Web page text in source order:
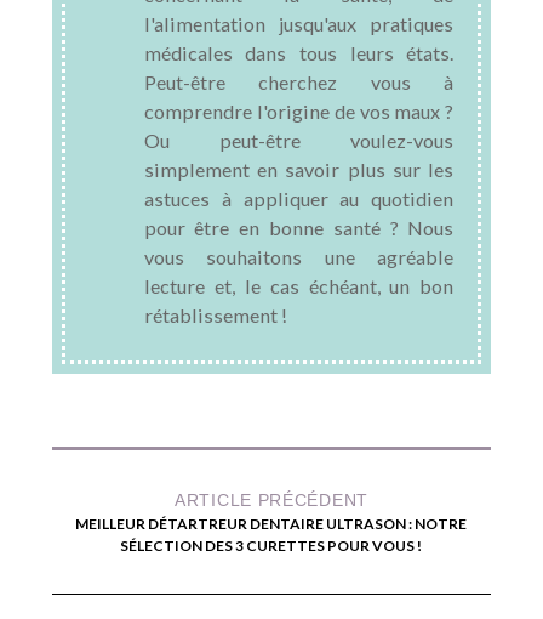
l'alimentation jusqu'aux pratiques
médicales dans tous leurs états.
Peut-être cherchez vous à
comprendre l'origine de vos maux ?
Ou peut-être voulez-vous
simplement en savoir plus sur les
astuces à appliquer au quotidien
pour être en bonne santé ? Nous
vous souhaitons une agréable
lecture et, le cas échéant, un bon
rétablissement !
ARTICLE PRÉCÉDENT
MEILLEUR DÉTARTREUR DENTAIRE ULTRASON : NOTRE
SÉLECTION DES 3 CURETTES POUR VOUS !